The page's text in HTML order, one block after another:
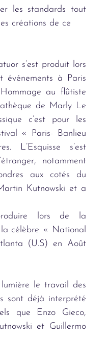
les standards tout
créations de ce
s’est produit lors
événements à Paris
au flûtiste
de Marly Le
c’est pour les
« Paris- Banlieu
L’Esquisse s’est
notamment
aux cotés du
Kutnowski et a
lors de la
célèbre « National
(U.S) en Août
le travail des
sont déjà interprété
que Enzo Gieco,
et Guillermo